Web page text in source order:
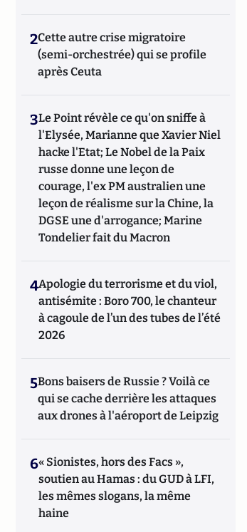
2Cette autre crise migratoire
(semi-orchestrée) qui se profile
après Ceuta
3Le Point révèle ce qu'on sniffe à
l'Elysée, Marianne que Xavier Niel
hacke l'Etat; Le Nobel de la Paix
russe donne une leçon de
courage, l'ex PM australien une
leçon de réalisme sur la Chine, la
DGSE une d'arrogance; Marine
Tondelier fait du Macron
4Apologie du terrorisme et du viol,
antisémite : Boro 700, le chanteur
à cagoule de l’un des tubes de l’été
2026
5Bons baisers de Russie ? Voilà ce
qui se cache derrière les attaques
aux drones à l'aéroport de Leipzig
6« Sionistes, hors des Facs »,
soutien au Hamas : du GUD à LFI,
les mêmes slogans, la même
haine